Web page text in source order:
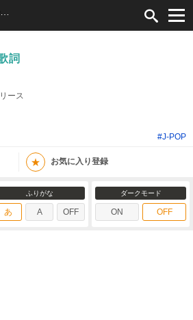
詞
ース
#J-POP
★ お気に入り登録
ふりがな
あ A OFF
ダークモード
ON OFF